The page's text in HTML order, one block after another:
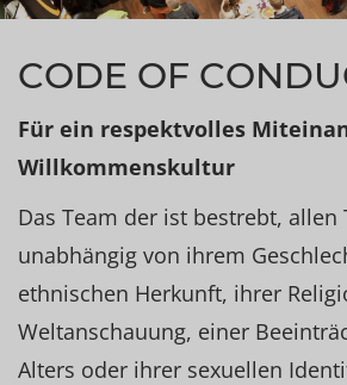
CODE OF
Für ein respektvolles
Willkommenskultur
Das Team der ist bestrebt, allen
unabhängig von ihrem
ethnischen Herkunft, ihrer
Weltanschauung, einer
Alters oder ihrer sexuellen